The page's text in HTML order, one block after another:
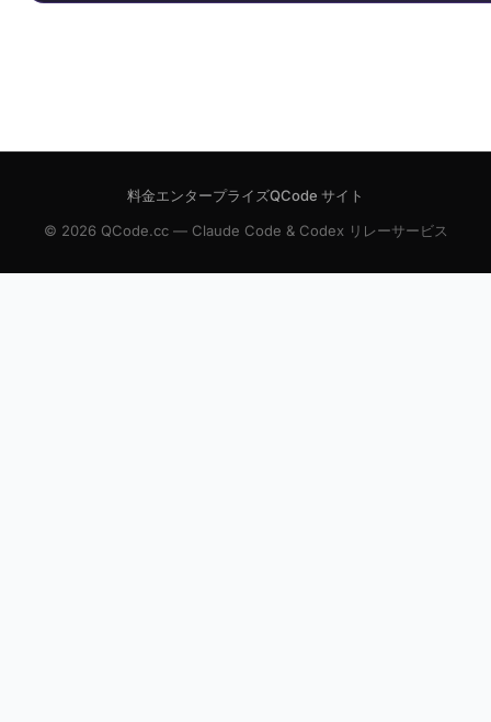
料金エンタープライズQCode サイト
© 2026 QCode.cc — Claude Code & Codex リレーサービス